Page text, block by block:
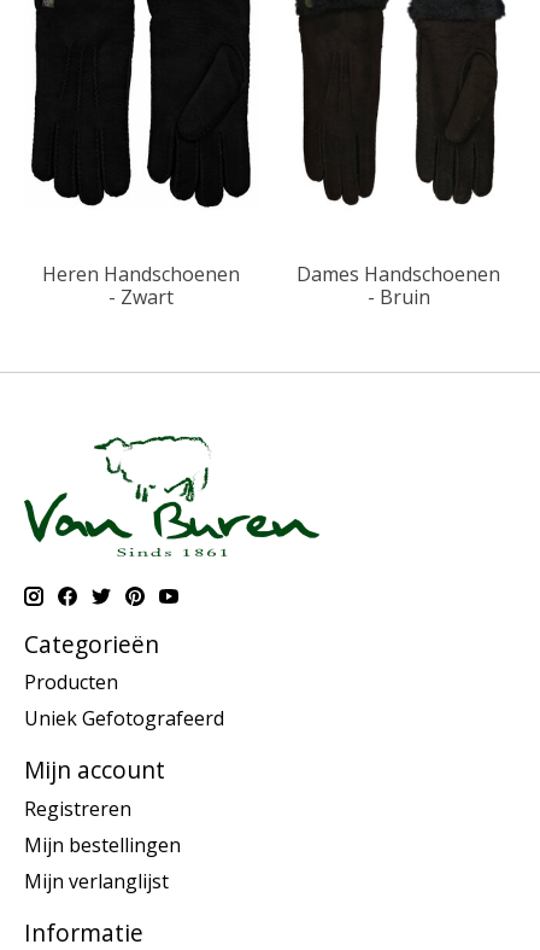
Heren Handschoenen
- Zwart
Dames Handschoenen
- Bruin
Categorieën
Producten
Uniek Gefotografeerd
Mijn account
Registreren
Mijn bestellingen
Mijn verlanglijst
Informatie